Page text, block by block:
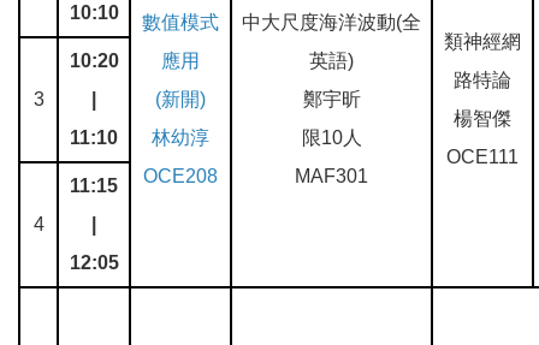
10:10
數值模式
應用
(新開)
林幼淳
OCE208
中大尺度海洋波動(全
英語)
鄭宇昕
限10人
MAF301
類神經網
路特論
楊智傑
OCE111
3
10:20
11:10
4
11:15
12:05